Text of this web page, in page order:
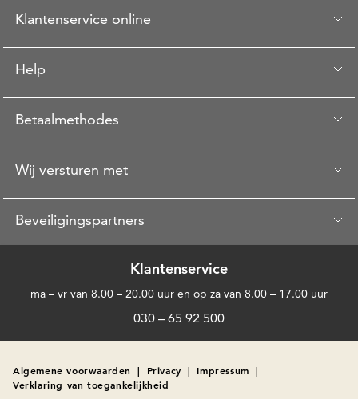
Klantenservice online
Help
Betaalmethodes
Wij versturen met
Beveiligingspartners
Klantenservice
ma – vr van 8.00 – 20.00 uur en op za van 8.00 – 17.00 uur
030 – 65 92 500
Algemene voorwaarden | Privacy | Impressum |
Verklaring van toegankelijkheid